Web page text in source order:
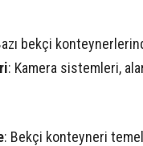
bekçi
: Kamera sistemleri,
: Bekçi konteyneri